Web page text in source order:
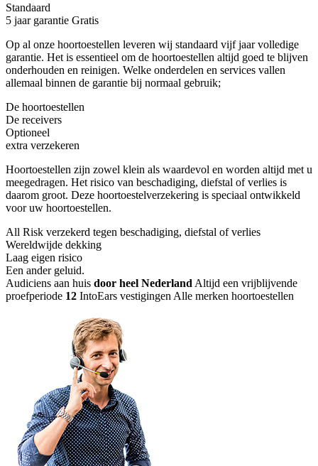
Standaard
5 jaar garantie Gratis
Op al onze hoortoestellen leveren wij standaard vijf jaar volledige
garantie. Het is essentieel om de hoortoestellen altijd goed te blijven
onderhouden en reinigen. Welke onderdelen en services vallen
allemaal binnen de garantie bij normaal gebruik;
De hoortoestellen
De receivers
Optioneel
extra verzekeren
Hoortoestellen zijn zowel klein als waardevol en worden altijd met u
meegedragen. Het risico van beschadiging, diefstal of verlies is
daarom groot. Deze hoortoestelverzekering is speciaal ontwikkeld
voor uw hoortoestellen.
All Risk verzekerd tegen beschadiging, diefstal of verlies
Wereldwijde dekking
Laag eigen risico
Een ander geluid.
Audiciens aan huis door heel Nederland Altijd een vrijblijvende
proefperiode 12 IntoEars vestigingen Alle merken hoortoestellen